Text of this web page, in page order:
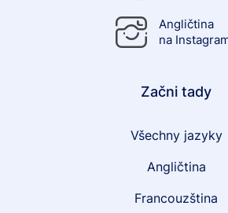
Angličtina
na
Začni tady
Všechny jazyky
Angličtina
Francouzština